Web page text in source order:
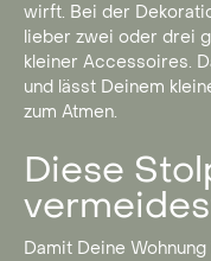
wirft. Bei der
lieber zwei oder drei
kleiner Accessoires.
und lässt Deinem
zum Atmen.
Diese
Damit Deine